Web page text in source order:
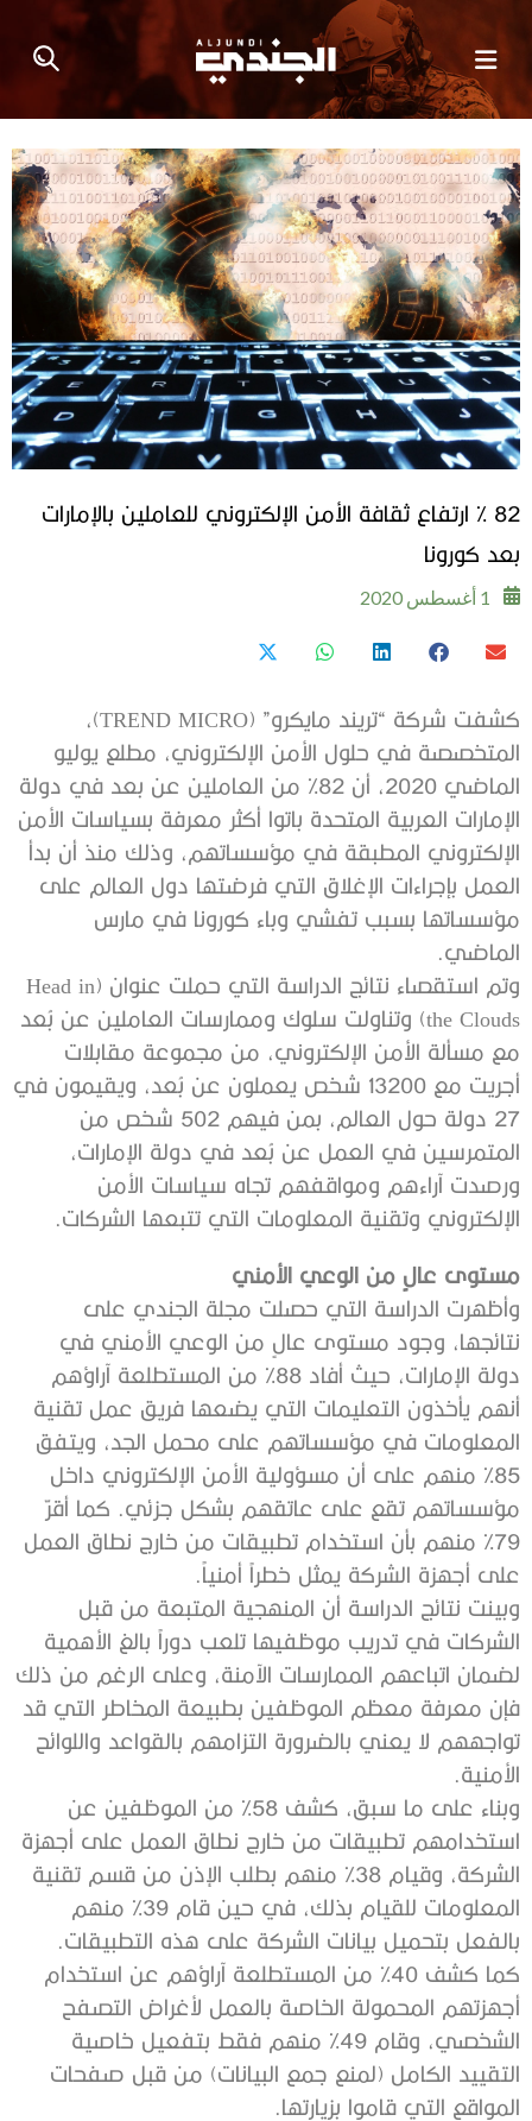
82 % ارتفاع ثقافة الأمن الإلكتروني للعاملين بالإمارات
بعد كورونا
1 أغسطس 2020
كشفت شركة “تريند مايكرو” (TREND MICRO)،
المتخصصة في حلول الأمن الإلكتروني، مطلع يوليو
الماضي 2020، أن 82% من العاملين عن بعد في دولة
الإمارات العربية المتحدة باتوا أكثر معرفة بسياسات الأمن
الإلكتروني المطبقة في مؤسساتهم، وذلك منذ أن بدأ
العمل بإجراءات الإغلاق التي فرضتها دول العالم على
مؤسساتها بسبب تفشي وباء كورونا في مارس
الماضي.
وتم استقصاء نتائج الدراسة التي حملت عنوان (Head in
the Clouds) وتناولت سلوك وممارسات العاملين عن بُعد
مع مسألة الأمن الإلكتروني، من مجموعة مقابلات
أجريت مع 13200 شخص يعملون عن بُعد، ويقيمون في
27 دولة حول العالم، بمن فيهم 502 شخص من
المتمرسين في العمل عن بُعد في دولة الإمارات،
ورصدت آراءهم ومواقفهم تجاه سياسات الأمن
الإلكتروني وتقنية المعلومات التي تتبعها الشركات.
مستوى عالٍ من الوعي الأمني
وأظهرت الدراسة التي حصلت مجلة الجندي على
نتائجها، وجود مستوى عالٍ من الوعي الأمني في
دولة الإمارات، حيث أفاد 88% من المستطلعة آراؤهم
أنهم يأخذون التعليمات التي يضعها فريق عمل تقنية
المعلومات في مؤسساتهم على محمل الجد، ويتفق
85% منهم على أن مسؤولية الأمن الإلكتروني داخل
مؤسساتهم تقع على عاتقهم بشكل جزئي. كما أقرّ
79% منهم بأن استخدام تطبيقات من خارج نطاق العمل
على أجهزة الشركة يمثل خطراً أمنياً.
وبينت نتائج الدراسة أن المنهجية المتبعة من قبل
الشركات في تدريب موظفيها تلعب دوراً بالغ الأهمية
لضمان اتباعهم الممارسات الآمنة، وعلى الرغم من ذلك
فإن معرفة معظم الموظفين بطبيعة المخاطر التي قد
تواجههم لا يعني بالضرورة التزامهم بالقواعد واللوائح
الأمنية.
وبناء على ما سبق، كشف 58% من الموظفين عن
استخدامهم تطبيقات من خارج نطاق العمل على أجهزة
الشركة، وقيام 38% منهم بطلب الإذن من قسم تقنية
المعلومات للقيام بذلك، في حين قام 39% منهم
بالفعل بتحميل بيانات الشركة على هذه التطبيقات.
كما كشف 40% من المستطلعة آراؤهم عن استخدام
أجهزتهم المحمولة الخاصة بالعمل لأغراض التصفح
الشخصي، وقام 49% منهم فقط بتفعيل خاصية
التقييد الكامل (لمنع جمع البيانات) من قبل صفحات
المواقع التي قاموا بزيارتها.